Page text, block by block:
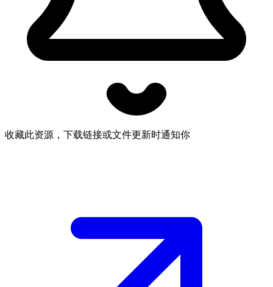
收藏此资源，下载链接或文件更新时通知你